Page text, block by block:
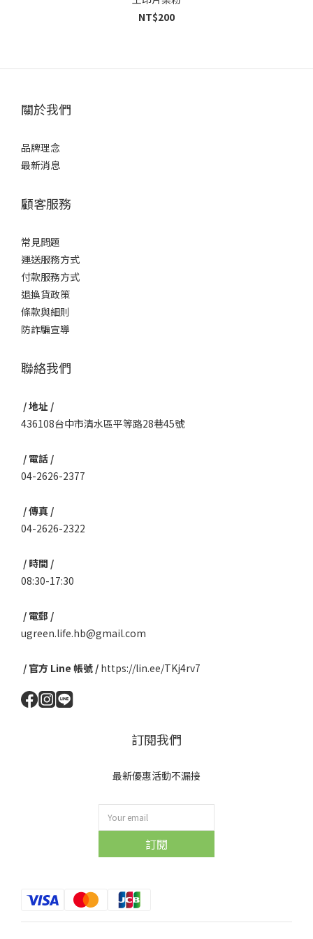
NT$200
關於我們
品牌理念
最新消息
顧客服務
常見問題
運送服務方式
付款服務方式
退換貨政策
條款與細則
防詐騙宣導
聯絡我們
/ 地址 /
436108台中市清水區平等路28巷45號
/ 電話 /
04-2626-2377
/ 傳真 /
04-2626-2322
/ 時間 /
08:30-17:30
/ 電郵 /
ugreen.life.hb@gmail.com
/ 官方 Line 帳號 / https://lin.ee/TKj4rv7
訂閱我們
最新優惠活動不漏接
訂閱